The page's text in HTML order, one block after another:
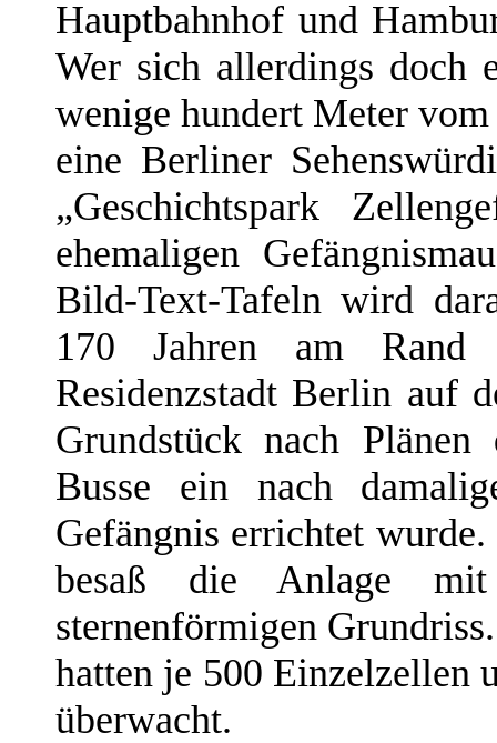
Hauptbahnhof und
Wer sich allerdings
wenige hundert Meter
eine Berliner
„Geschichtspark
ehemaligen
Bild-Text-Tafeln wird
170 Jahren am Rand
Residenzstadt Berlin auf
Grundstück nach
Busse ein nach
Gefängnis errichtet
besaß die Anlage mit
sternenförmigen
hatten je 500 Einzelzellen
überwacht.